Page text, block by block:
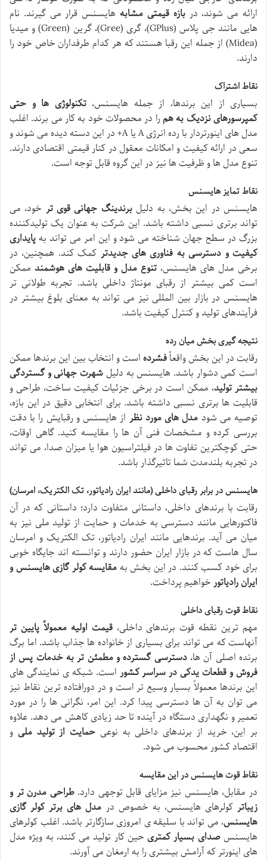
ارائه می شوند، دربازه قیمتی مشابههایسنس قرار می گیرند. نام
هایی مانند جی پلاس (GPlus)، گری (Gree)، گرین (Green) و میدیا
(Midea) از جمله این رقبا هستند که هر کدام طرفداران خاص خود را
دارند.
نقاط اشتراک
بسیاری از این برندها، از جمله هایسنس،تکنولوژی ها و حتی
کمپرسورهای نزدیک به همرا در محصولات خود به کار می برند. اغلب
مدل های اینورتردار با رده انرژی A یا A+ در این دسته دیده می شوند و
سعی در ارائه کیفیت و امکانات معقول در کنار قیمتی اقتصادی دارند.
تنوع مدل ها و ظرفیت ها نیز در این گروه قابل توجه است.
نقاط تمایز هایسنس
هایسنس در این بخش، به دلیلبرندینگ جهانی قوی تر خود، می
تواند برتری نسبی داشته باشد. این شرکت به عنوان یک تولیدکننده
بزرگ در سطح جهان شناخته می شود و این امر می تواند بهپایداری
کیفیت و دسترسی به فناوری های جدیدتر کمک کند. همچنین، در
برخی مدل های هایسنس، تنوع مدل و قابلیت های هوشمند ممکن
است کمی بیشتر از رقبای مونتاژ داخلی باشد. تجربه طولانی تر
هایسنس در بازار بین المللی نیز می تواند به معنای بلوغ بیشتر در
فرآیندهای تولید و کنترل کیفیت باشد.
نتیجه گیری بخش میان رده
رقابت در این بخش واقعاًفشردهاست و انتخاب بین این برندها ممکن
است کمی دشوار باشد. هایسنس به دلیلشهرت جهانی و گستردگی
بیشتر تولید، ممکن است در برخی جزئیات کیفیت ساخت، طراحی و
قابلیت ها برتری نسبی داشته باشد. برای انتخابی دقیق در این بازه،
توصیه می شود مدل های مورد نظر از هایسنس و رقبایش را با دقت
بررسی کرده و مشخصات فنی آن ها را مقایسه کنید. گاهی اوقات،
حتی کوچکترین تفاوت ها در فیلتراسیون هوا یا میزان صدا، می تواند
در تجربه بلندمدت شما تاثیرگذار باشد.
هایسنس در برابر رقبای داخلی (مانند ایران رادیاتور، تک الکتریک، امرسان)
رقابت با برندهای داخلی، داستانی متفاوت دارد؛ داستانی که در آن
فاکتورهایی مانند دسترسی به خدمات و حمایت از تولید ملی نیز به
میان می آید. برندهایی مانند ایران رادیاتور، تک الکتریک و امرسان
سال هاست که در بازار ایران حضور دارند و توانسته اند جایگاه خوبی
برای خود کسب کنند. در این بخش بهمقایسه کولر گازی هایسنس و
ایران رادیاتورخواهیم پرداخت.
نقاط قوت رقبای داخلی
مهم ترین نقطه قوت برندهای داخلی،قیمت اولیه معمولاً پایین تر
آنهاست که می تواند برای بسیاری از خانواده ها جذاب باشد. اما برگ
برنده اصلی آن ها،دسترسی گسترده و مطمئن تر به خدمات پس از
فروش و قطعات یدکی در سراسر کشور است. شبکه ی نمایندگی های
این برندها معمولاً بسیار وسیع تر است و در دورافتاده ترین نقاط نیز
می توان به آن ها دسترسی پیدا کرد. این امر، نگرانی ها را در مورد
تعمیر و نگهداری دستگاه در آینده تا حد زیادی کاهش می دهد. علاوه
بر این، خرید از برندهای داخلی به نوعی حمایت از تولید ملی و
اقتصاد کشور محسوب می شود.
نقاط قوت هایسنس در این مقایسه
در مقابل، هایسنس نیز مزایای قابل توجهی دارد.طراحی مدرن تر و
زیباترکولرهای هایسنس، به خصوص در مدل های برتر کولر گازی
هایسنس، می تواند با سلیقه ی امروزی سازگارتر باشد. اغلب کولرهای
هایسنسصدای بسیار کمتریحین کار تولید می کنند، به ویژه مدل
های اینورتر که آرامش بیشتری را به ارمغان می آورند.